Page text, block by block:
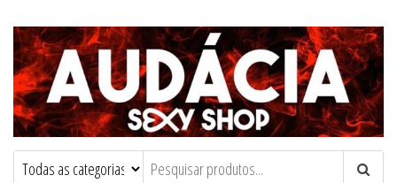
Audacia Sexy Shop